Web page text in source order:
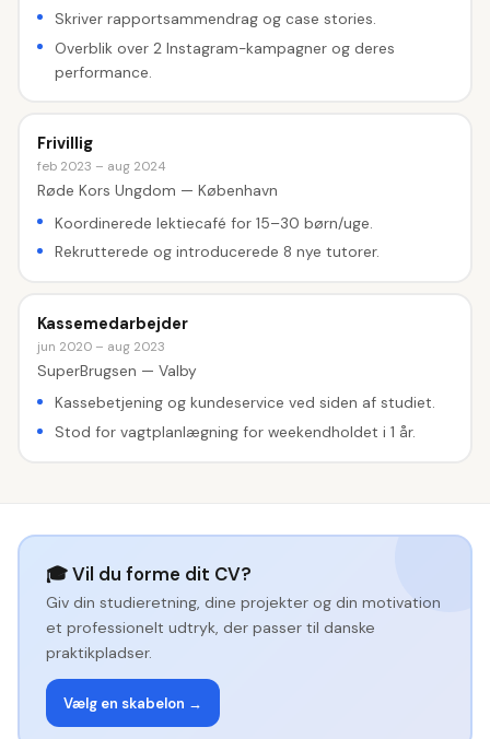
Skriver rapportsammendrag og case stories.
Overblik over 2 Instagram-kampagner og deres
performance.
Frivillig
feb 2023 – aug 2024
Røde Kors Ungdom — København
Koordinerede lektiecafé for 15–30 børn/uge.
Rekrutterede og introducerede 8 nye tutorer.
Kassemedarbejder
jun 2020 – aug 2023
SuperBrugsen — Valby
Kassebetjening og kundeservice ved siden af studiet.
Stod for vagtplanlægning for weekendholdet i 1 år.
🎓 Vil du forme dit CV?
Giv din studieretning, dine projekter og din motivation
et professionelt udtryk, der passer til danske
praktikpladser.
Vælg en skabelon →